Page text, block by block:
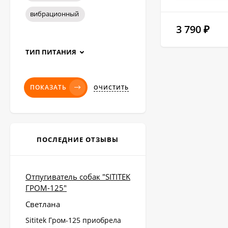
3 790 ₽
вибрационный
ТИП ПИТАНИЯ
ПОКАЗАТЬ ОЧИСТИТЬ
ПОСЛЕДНИЕ ОТЗЫВЫ
Отпугиватель собак "SITITEK
ГРОМ-125"
Светлана
Sititek Гром-125 приобрела